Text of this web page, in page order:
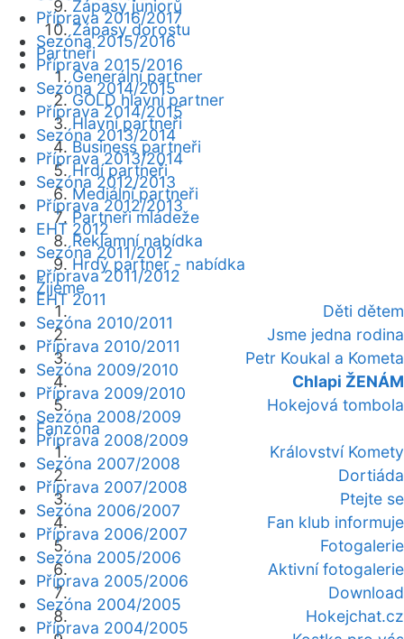
Zápasy juniorů
Zápasy dorostu
Partneři
Generální partner
GOLD hlavní partner
Hlavní partneři
Business partneři
Hrdí partneři
Mediální partneři
Partneři mládeže
Reklamní nabídka
Hrdý partner - nabídka
Žijeme
Děti dětem
Jsme jedna rodina
Petr Koukal a Kometa
Chlapi ŽENÁM
Hokejová tombola
Fanzóna
Království Komety
Dortiáda
Ptejte se
Fan klub informuje
Fotogalerie
Aktivní fotogalerie
Download
Hokejchat.cz
Příprava 2016/2017
Sezóna 2015/2016
Příprava 2015/2016
Sezóna 2014/2015
Příprava 2014/2015
Sezóna 2013/2014
Příprava 2013/2014
Sezóna 2012/2013
Příprava 2012/2013
EHT 2012
Sezóna 2011/2012
Příprava 2011/2012
EHT 2011
Sezóna 2010/2011
Příprava 2010/2011
Sezóna 2009/2010
Příprava 2009/2010
Sezóna 2008/2009
Příprava 2008/2009
Sezóna 2007/2008
Příprava 2007/2008
Sezóna 2006/2007
Příprava 2006/2007
Sezóna 2005/2006
Příprava 2005/2006
Sezóna 2004/2005
Příprava 2004/2005